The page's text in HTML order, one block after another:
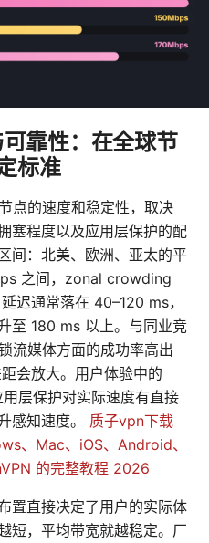
靠性：在全球节
标准
点的速度和稳定性，取决
塞程度以及应用层保护的配
间：北美、欧洲、亚太的平
之间，zonal crowding
迟通常落在 40–120 ms，
至 180 ms 以上。与同业竞
流媒体方面的成功率高出
会放大。用户体验中的
层保护对实际速度有直接
感知速度。 质子vpn下载
、Mac、iOS、Android、
的完整教程 2026
置直接决定了用户的实际体
短，平均带宽就越稳定。厂